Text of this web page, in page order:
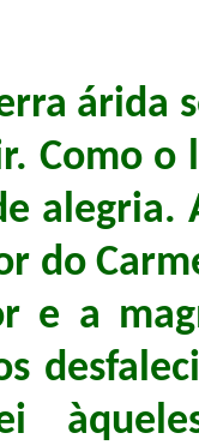
árida
Como
alegria.
do
e a